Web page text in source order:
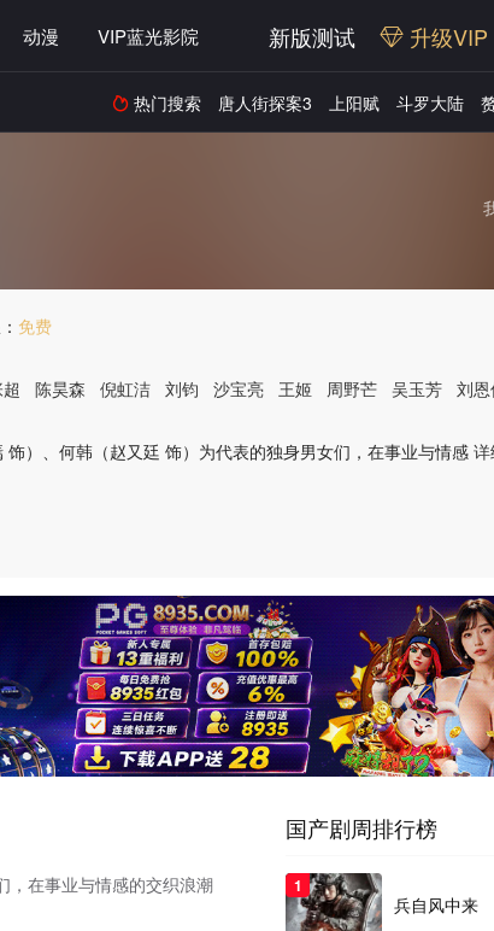
动漫 VIP蓝光影院 新版测试 升级VIP
 热门搜索 唐人街探案3 上阳赋 斗罗大陆
免费
陈昊森 倪虹洁 刘钧 沙宝亮 王姬 周野芒 吴玉芳 刘
）、何韩（赵又廷 饰）为代表的独身男女们，在事业与情感 详
，在事业与情感的交织浪潮
国产剧周排行榜
1
兵自风中来